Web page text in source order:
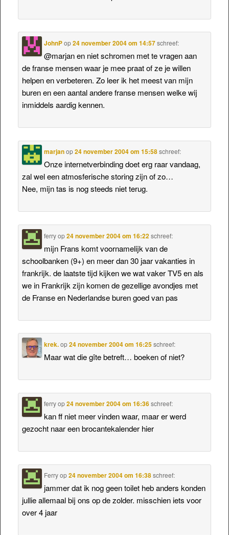
JohnPop24 november 2004 om 14:57 schreef:
@marjan en niet schromen met te vragen aan
de franse mensen waar je mee praat of ze je willen
helpen en verbeteren. Zo leer ik het meest van mijn
buren en een aantal andere franse mensen welke wij
inmiddels aardig kennen.
marjanop24 november 2004 om 15:58 schreef:
Onze internetverbinding doet erg raar vandaag,
zal wel een atmosferische storing zijn of zo…
Nee, mijn tas is nog steeds niet terug.
ferryop24 november 2004 om 16:22 schreef:
mijn Frans komt voornamelijk van de
schoolbanken (9+) en meer dan 30 jaar vakanties in
frankrijk. de laatste tijd kijken we wat vaker TV5 en als
we in Frankrijk zijn komen de gezellige avondjes met
de Franse en Nederlandse buren goed van pas
krek.op24 november 2004 om 16:25 schreef:
Maar wat die gîte betreft… boeken of niet?
ferryop24 november 2004 om 16:36 schreef:
kan ff niet meer vinden waar, maar er werd
gezocht naar een brocantekalender hier
Ferryop24 november 2004 om 16:38 schreef:
jammer dat ik nog geen toilet heb anders konden
jullie allemaal bij ons op de zolder. misschien iets voor
over 4 jaar